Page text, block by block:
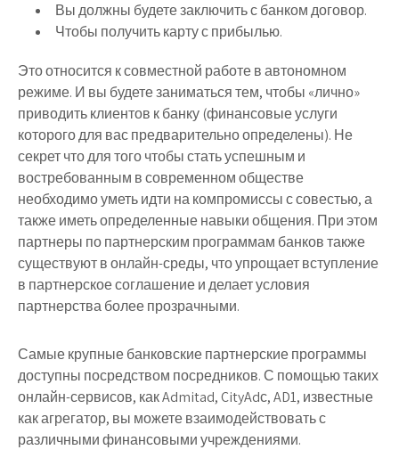
Вы должны будете заключить с банком договор.
Чтобы получить карту с прибылью.
Это относится к совместной работе в автономном
режиме. И вы будете заниматься тем, чтобы «лично»
приводить клиентов к банку (финансовые услуги
которого для вас предварительно определены). Не
секрет что для того чтобы стать успешным и
востребованным в современном обществе
необходимо уметь идти на компромиссы с совестью, а
также иметь определенные навыки общения. При этом
партнеры по партнерским программам банков также
существуют в онлайн-среды, что упрощает вступление
в партнерское соглашение и делает условия
партнерства более прозрачными.
Самые крупные банковские партнерские программы
доступны посредством посредников. С помощью таких
онлайн-сервисов, как Admitad, CityAdс, AD1, известные
как агрегатор, вы можете взаимодействовать с
различными финансовыми учреждениями.